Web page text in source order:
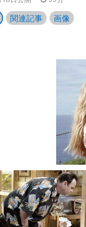
関連記事 画像